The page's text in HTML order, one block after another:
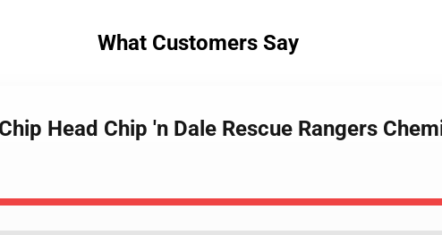
What Customers Say
Head Chip 'n Dale Rescue Rangers